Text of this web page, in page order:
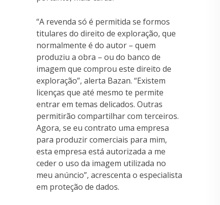
“A revenda só é permitida se formos
titulares do direito de exploração, que
normalmente é do autor – quem
produziu a obra – ou do banco de
imagem que comprou este direito de
exploração”, alerta Bazan. “Existem
licenças que até mesmo te permite
entrar em temas delicados. Outras
permitirão compartilhar com terceiros.
Agora, se eu contrato uma empresa
para produzir comerciais para mim,
esta empresa está autorizada a me
ceder o uso da imagem utilizada no
meu anúncio”, acrescenta o especialista
em proteção de dados.